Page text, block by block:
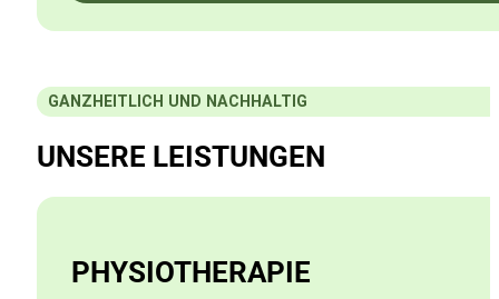
GANZHEITLICH UND NACHHALTIG
UNSERE LEISTUNGEN
PHYSIOTHERAPIE